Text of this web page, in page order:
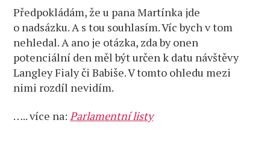
Předpokládám, že u pana Martínka jde
o nadsázku. A s tou souhlasím. Víc bych v tom
nehledal. A ano je otázka, zda by onen
potenciální den měl být určen k datu návštěvy
Langley Fialy či Babiše. V tomto ohledu mezi
nimi rozdíl nevidím.
….. více na:Parlamentní listy